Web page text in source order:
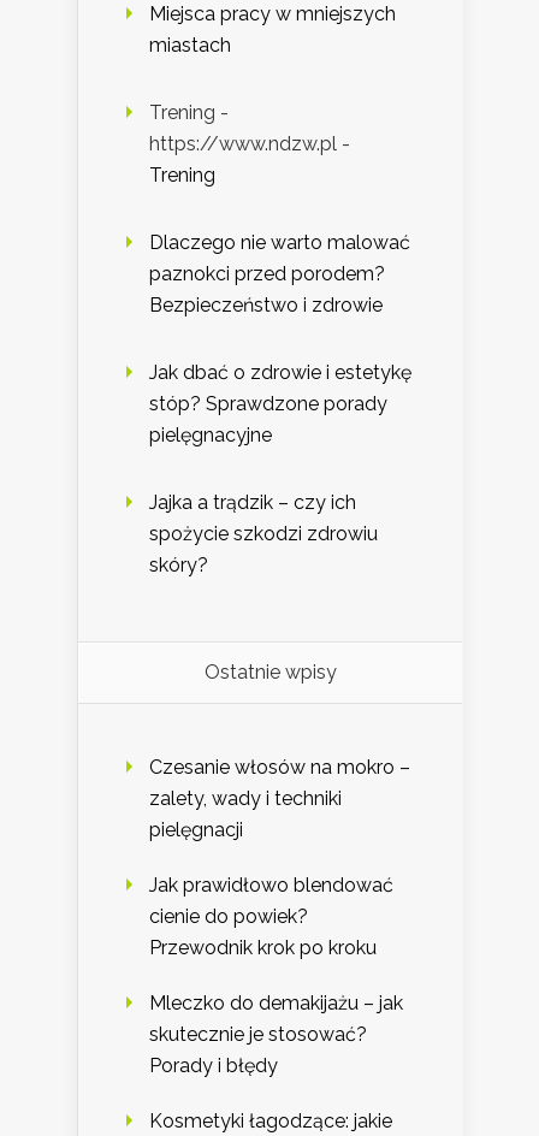
Miejsca pracy w mniejszych
miastach
Trening -
https://www.ndzw.pl -
Trening
Dlaczego nie warto malować
paznokci przed porodem?
Bezpieczeństwo i zdrowie
Jak dbać o zdrowie i estetykę
stóp? Sprawdzone porady
pielęgnacyjne
Jajka a trądzik – czy ich
spożycie szkodzi zdrowiu
skóry?
Ostatnie wpisy
Czesanie włosów na mokro –
zalety, wady i techniki
pielęgnacji
Jak prawidłowo blendować
cienie do powiek?
Przewodnik krok po kroku
Mleczko do demakijażu – jak
skutecznie je stosować?
Porady i błędy
Kosmetyki łagodzące: jakie